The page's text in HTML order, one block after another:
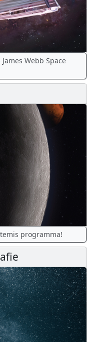
Webb Space
programma!